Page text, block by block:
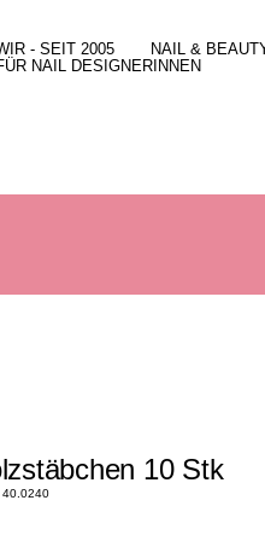
- SEIT 2005 NAIL &
NAIL DESIGNERINNEN
10 Stk
40.0240